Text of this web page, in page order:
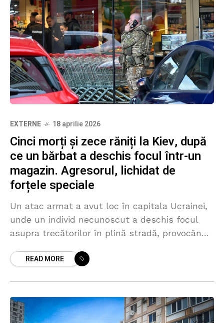
EXTERNE 18 aprilie 2026
Cinci morți și zece răniți la Kiev, după
ce un bărbat a deschis focul într-un
magazin. Agresorul, lichidat de
forțele speciale
Un atac armat a avut loc în capitala Ucrainei,
unde un individ necunoscut a deschis focul
asupra trecătorilor în plină stradă, provocând
difuzate de presa ucraineană,
READ MORE